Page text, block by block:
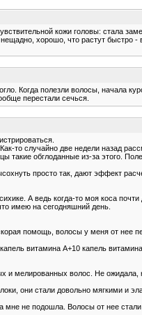
кожи головы: стала
хорошо, что растут быстро
Когда полезли волосы, начала
перестали сечься.
случайно две недели назад
обглоданные из-за этого.
просто так, дают эффект
А ведь когда-то моя коса
имею на сегодняшний день.
помощь, волосы у меня от нее
витамина А+10 капель
и мелированных волос. Не
они стали довольно мягкими и
не подошла. Волосы от нее